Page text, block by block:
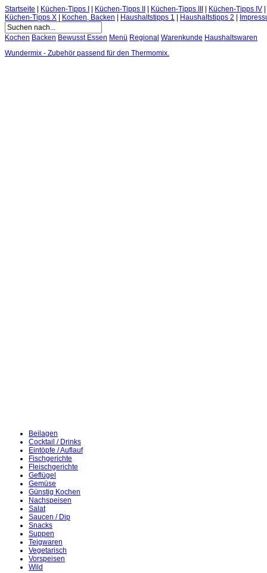
Startseite Küchen-Tipps I Küchen-Tipps II Küchen-Tipps III Küchen-Tipps IV
Küchen-Tipps X
Kochen, Backen Haushaltstipps 1 Haushaltstipps 2
Kochen Backen Bewusst Essen Menü Regional Warenkunde Haushaltswaren
Wundermix - Zubehör passend für den Thermomix.
Beilagen
Cocktail / Drinks
Eintöpfe / Auflauf
Fischgerichte
Fleischgerichte
Geflügel
Gemüse
Günstig Kochen
Nachspeisen
Salat
Saucen / Dip
Snacks
Suppen
Teigwaren
Vegetarisch
Vorspeisen
Wild